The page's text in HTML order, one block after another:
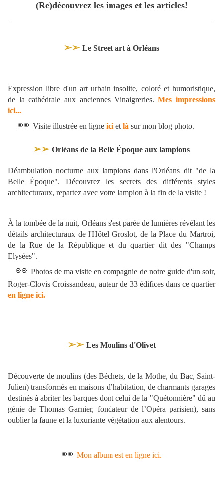
(Re)découvrez les images et les articles!
➢➢ Le Street art à Orléans
Expression libre d'un art urbain insolite, coloré et humoristique,
de la cathédrale aux anciennes Vinaigreries.Mes impressions
ici...
👀 Visite illustrée en ligne ici et là sur mon blog photo.
➢➢ Orléans de la Belle Époque aux lampions
Déambulation nocturne aux lampions dans l'Orléans dit "de la
Belle Époque". Découvrez les secrets des différents styles
architecturaux, repartez avec votre lampion à la fin de la visite !
À la tombée de la nuit, Orléans s'est parée de lumières révélant les
détails architecturaux de l'Hôtel Groslot, de la Place du Martroi,
de la Rue de la République et du quartier dit des "Champs
Elysées".
👀 Photos de ma visite en compagnie de notre guide d'un soir,
Roger-Clovis Croissandeau, auteur de 33 édifices dans ce quartier
en ligne ici.
➢➢ Les Moulins d'Olivet
Découverte de moulins (des Béchets, de la Mothe, du Bac, Saint-
Julien) transformés en maisons d’habitation, de charmants garages
destinés à abriter les barques dont celui de la "Quétonnière" dû au
génie de Thomas Garnier, fondateur de l’Opéra parisien), sans
oublier la faune et la luxuriante végétation aux alentours.
👀 Mon album est en ligne ici.